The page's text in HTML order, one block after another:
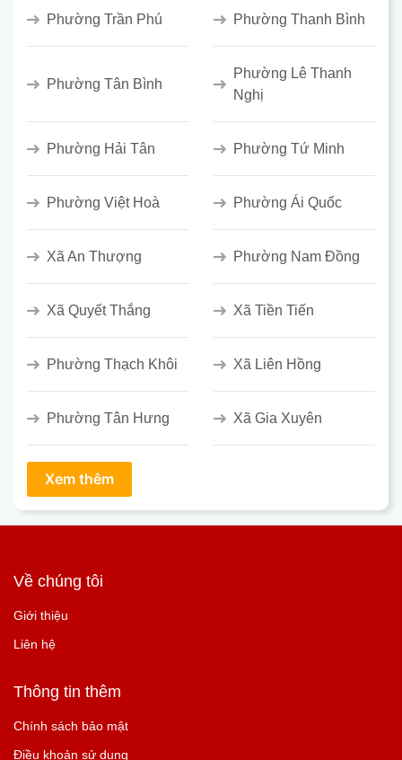
Phường Trần Phú Phường Thanh Bình
Phường Tân Bình
Phường Lê Thanh
Nghị
Phường Hải Tân Phường Tứ Minh
Phường Việt Hoà Phường Ái Quốc
Xã An Thượng Phường Nam Đồng
Xã Quyết Thắng Xã Tiền Tiến
Phường Thạch Khôi Xã Liên Hồng
Phường Tân Hưng Xã Gia Xuyên
Về chúng tôi
Giới thiệu
Liên hệ
Thông tin thêm
Chính sách bảo mật
Điều khoản sử dụng